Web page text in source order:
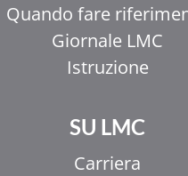
Quando fare
Giornale LMC
Istruzione
SU LMC
Carriera